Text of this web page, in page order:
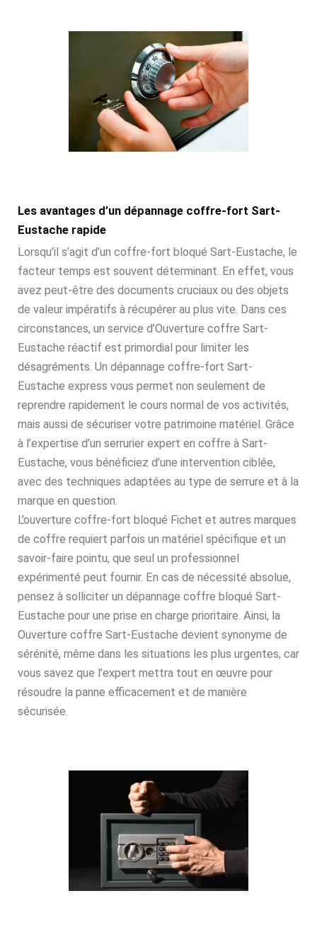
Les avantages d’un dépannage coffre-fort Sart-
Eustache rapide
Lorsqu’il s’agit d’un coffre-fort bloqué Sart-Eustache, le
facteur temps est souvent déterminant. En effet, vous
avez peut-être des documents cruciaux ou des objets
de valeur impératifs à récupérer au plus vite. Dans ces
circonstances, un service d’Ouverture coffre Sart-
Eustache réactif est primordial pour limiter les
désagréments. Un dépannage coffre-fort Sart-
Eustache express vous permet non seulement de
reprendre rapidement le cours normal de vos activités,
mais aussi de sécuriser votre patrimoine matériel. Grâce
à l’expertise d’un serrurier expert en coffre à Sart-
Eustache, vous bénéficiez d’une intervention ciblée,
avec des techniques adaptées au type de serrure et à la
marque en question.
L’ouverture coffre-fort bloqué Fichet et autres marques
de coffre requiert parfois un matériel spécifique et un
savoir-faire pointu, que seul un professionnel
expérimenté peut fournir. En cas de nécessité absolue,
pensez à solliciter un dépannage coffre bloqué Sart-
Eustache pour une prise en charge prioritaire. Ainsi, la
Ouverture coffre Sart-Eustache devient synonyme de
sérénité, même dans les situations les plus urgentes, car
vous savez que l’expert mettra tout en œuvre pour
résoudre la panne efficacement et de manière
sécurisée.